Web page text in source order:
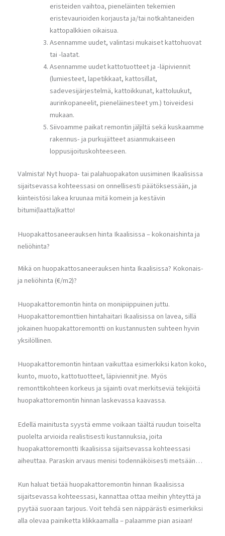
eristeiden vaihtoa, pieneläinten tekemien
eristevaurioiden korjausta ja/tai notkahtaneiden
kattopalkkien oikaisua.
Asennamme uudet, valintasi mukaiset kattohuovat
tai -laatat.
Asennamme uudet kattotuotteet ja -läpiviennit
(lumiesteet, lapetikkaat, kattosillat,
sadevesijärjestelmä, kattoikkunat, kattoluukut,
aurinkopaneelit, pieneläinesteet ym.) toiveidesi
mukaan.
Siivoamme paikat remontin jäljiltä sekä kuskaamme
rakennus- ja purkujätteet asianmukaiseen
loppusijoituskohteeseen.
Valmista! Nyt huopa- tai palahuopakaton uusiminen Ikaalisissa
sijaitsevassa kohteessasi on onnellisesti päätöksessään, ja
kiinteistösi lakea kruunaa mitä komein ja kestävin
bitumi(laatta)katto!
Huopakattosaneerauksen hinta Ikaalisissa – kokonaishinta ja
neliöhinta?
Mikä on huopakattosaneerauksen hinta Ikaalisissa? Kokonais-
ja neliöhinta (€/m2)?
Huopakattoremontin hinta on monipiippuinen juttu.
Huopakattoremonttien hintahaitari Ikaalisissa on lavea, sillä
jokainen huopakattoremontti on kustannusten suhteen hyvin
yksilöllinen.
Huopakattoremontin hintaan vaikuttaa esimerkiksi katon koko,
kunto, muoto, kattotuotteet, läpiviennit jne. Myös
remonttikohteen korkeus ja sijainti ovat merkitseviä tekijöitä
huopakattoremontin hinnan laskevassa kaavassa.
Edellä mainitusta syystä emme voikaan täältä ruudun toiselta
puolelta arvioida realistisesti kustannuksia, joita
huopakattoremontti Ikaalisissa sijaitsevassa kohteessasi
aiheuttaa. Paraskin arvaus menisi todennäköisesti metsään…
Kun haluat tietää huopakattoremontin hinnan Ikaalisissa
sijaitsevassa kohteessasi, kannattaa ottaa meihin yhteyttä ja
pyytää suoraan tarjous. Voit tehdä sen näppärästi esimerkiksi
alla olevaa painiketta klikkaamalla – palaamme pian asiaan!